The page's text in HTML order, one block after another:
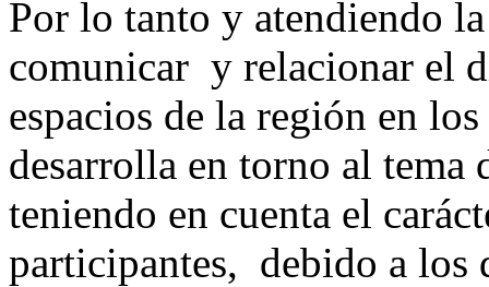
Por lo tanto y atendiendo
comunicar y relacionar el
espacios de la región en
desarrolla en torno al tema
teniendo en cuenta el
participantes, debido a los